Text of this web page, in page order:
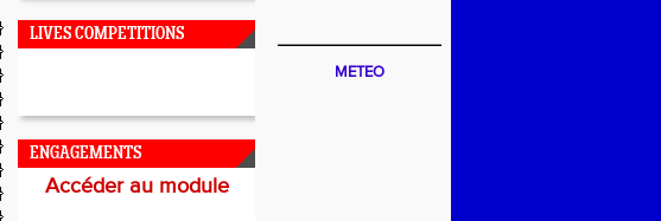
LIVES COMPETITIONS
ENGAGEMENTS
Accéder au module
_______________________
METEO